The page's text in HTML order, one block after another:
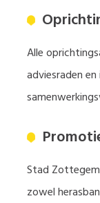
Alle
adviesraden
Stad
zowel